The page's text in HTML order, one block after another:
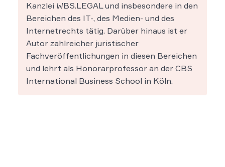
Kanzlei WBS.LEGAL und insbesondere in den
Bereichen des IT-, des Medien- und des
Internetrechts tätig. Darüber hinaus ist er
Autor zahlreicher juristischer
Fachveröffentlichungen in diesen Bereichen
und lehrt als Honorarprofessor an der CBS
International Business School in Köln.